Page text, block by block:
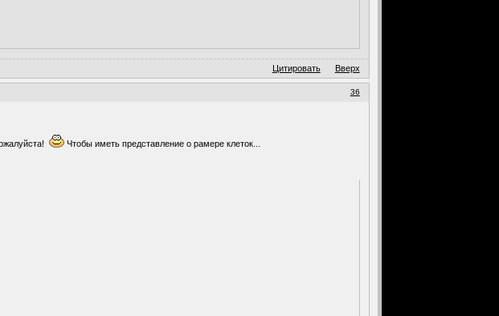
Цитировать Вверх
36
Чтобы иметь представление о рамере клеток...